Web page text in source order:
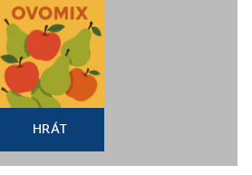
HRÁT